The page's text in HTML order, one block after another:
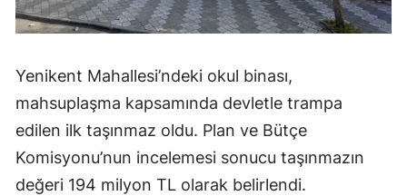
Yenikent Mahallesi’ndeki okul binası,
mahsuplaşma kapsamında devletle trampa
edilen ilk taşınmaz oldu. Plan ve Bütçe
Komisyonu’nun incelemesi sonucu taşınmazın
değeri 194 milyon TL olarak belirlendi.